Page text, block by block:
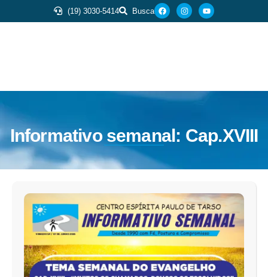
(19) 3030-5414 Busca
Informativo semanal: Cap.XVIII